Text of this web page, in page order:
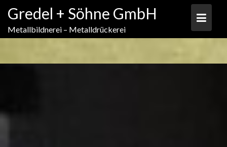
content
Gredel + Söhne GmbH
Metallbildnerei – Metalldrückerei